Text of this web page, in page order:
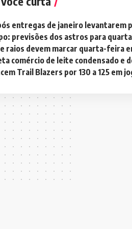
entregas de janeiro levantarem
previsões dos astros para
raios devem marcar quarta-feira
comércio de leite condensado e
Trail Blazers por 130 a 125 em